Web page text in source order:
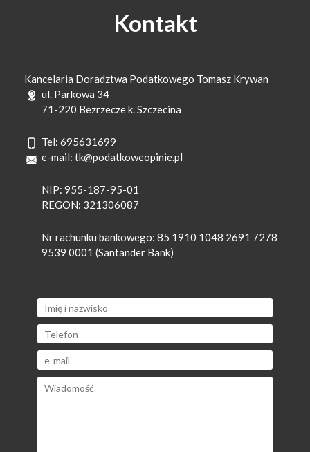
Kontakt
Kancelaria Doradztwa Podatkowego Tomasz Krywan
ul. Parkowa 34
71-220 Bezrzecze k. Szczecina
Tel: 695631699
e-mail: tk@podatkoweopinie.pl
NIP: 955-187-95-01
REGON: 321306087
Nr rachunku bankowego: 85 1910 1048 2691 7278
9539 0001 (Santander Bank)